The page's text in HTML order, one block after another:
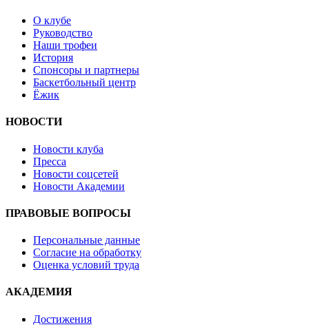
О клубе
Руководство
Наши трофеи
История
Спонсоры и партнеры
Баскетбольный центр
Ёжик
НОВОСТИ
Новости клуба
Пресса
Новости соцсетей
Новости Академии
ПРАВОВЫЕ ВОПРОСЫ
Персональные данные
Согласие на обработку
Оценка условий труда
АКАДЕМИЯ
Достижения